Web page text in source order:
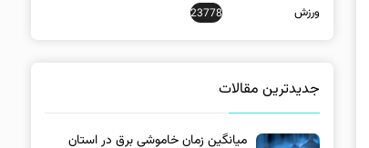
ورزش 23778
جدیدترین مقالات
میانگین زمان خاموشی برق در استان